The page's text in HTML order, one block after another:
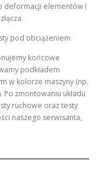
deformacji elementów i
pod obciążeniem
końcowe
podkładem
w kolorze maszyny (np.
Po zmontowaniu układu
ruchowe oraz testy
naszego serwisanta,